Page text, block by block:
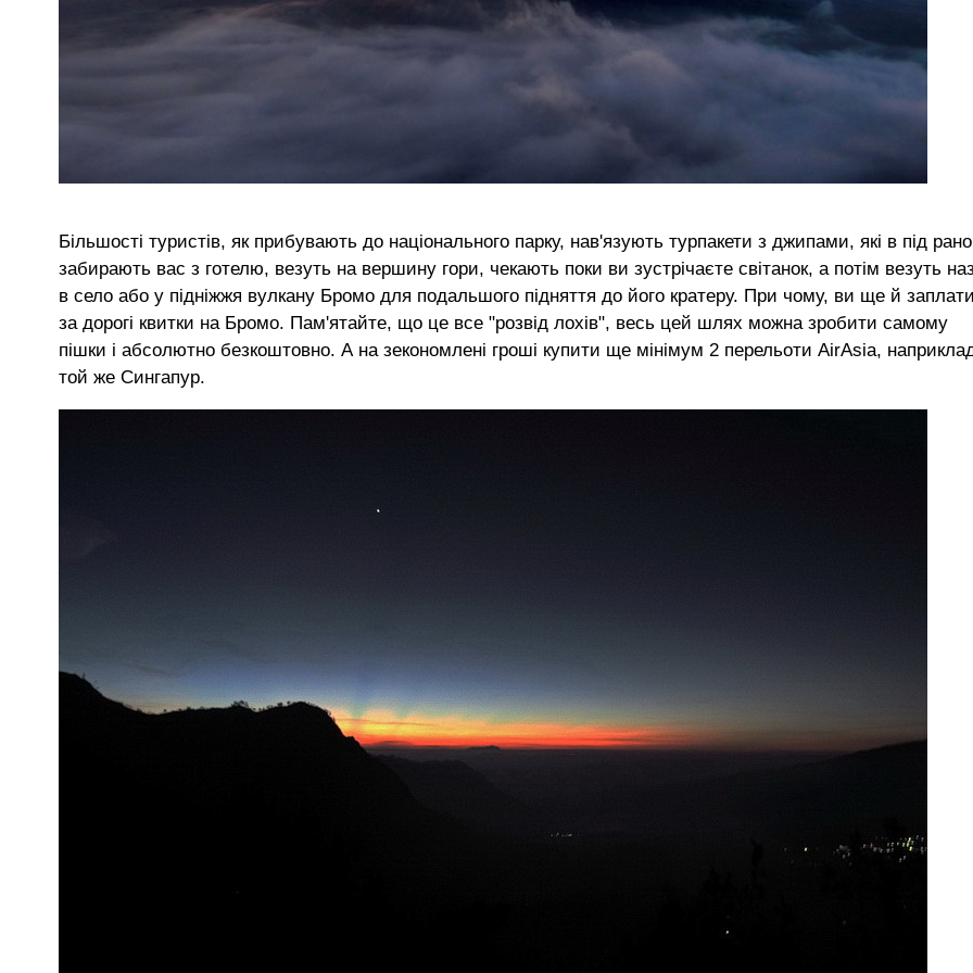
Більшості туристів, як прибувають до національного парку, нав'язують турпакети з джипами, які в під
забирають вас з готелю, везуть на вершину гори, чекають поки ви зустрічаєте світанок, а потім везуть
в село або у підніжжя вулкану Бромо для подальшого підняття до його кратеру. При чому, ви ще й
за дорогі квитки на Бромо. Пам'ятайте, що це все "розвід лохів", весь цей шлях можна зробити самому
пішки і абсолютно безкоштовно. А на зекономлені гроші купити ще мінімум 2 перельоти AirAsia,
той же Сингапур.